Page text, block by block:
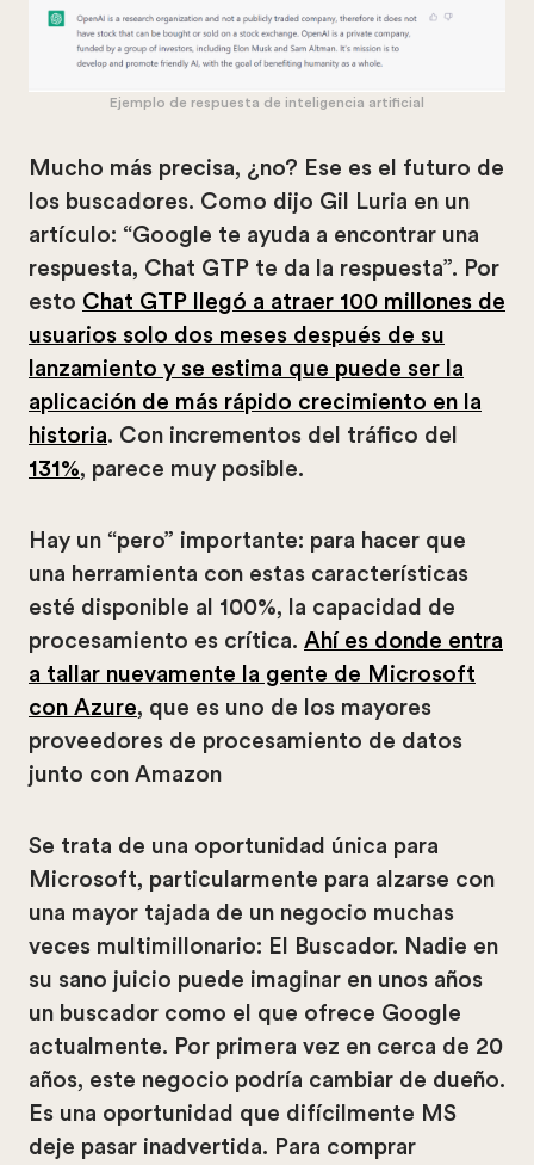
Ejemplo de respuesta de inteligencia artificial
Mucho más precisa, ¿no? Ese es el futuro de
los buscadores. Como dijo Gil Luria en un
artículo: “Google te ayuda a encontrar una
respuesta, Chat GTP te da la respuesta”. Por
esto Chat GTP llegó a atraer 100 millones de
usuarios solo dos meses después de su
lanzamiento y se estima que puede ser la
aplicación de más rápido crecimiento en la
historia. Con incrementos del tráfico del
131%, parece muy posible.
Hay un “pero” importante: para hacer que
una herramienta con estas características
esté disponible al 100%, la capacidad de
procesamiento es crítica. Ahí es donde entra
a tallar nuevamente la gente de Microsoft
con Azure, que es uno de los mayores
proveedores de procesamiento de datos
junto con Amazon
Se trata de una oportunidad única para
Microsoft, particularmente para alzarse con
una mayor tajada de un negocio muchas
veces multimillonario: El Buscador. Nadie en
su sano juicio puede imaginar en unos años
un buscador como el que ofrece Google
actualmente. Por primera vez en cerca de 20
años, este negocio podría cambiar de dueño.
Es una oportunidad que difícilmente MS
deje pasar inadvertida. Para comprar